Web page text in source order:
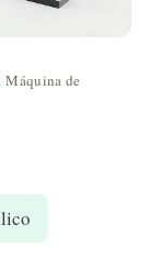
Máquina de